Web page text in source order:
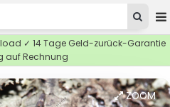
✓ 14 Tage Geld-zurück-Garantie
auf Rechnung
ZOOM